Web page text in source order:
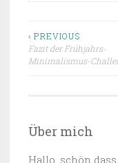
‹ PREVIOUS
Fazit der Frühjahrs-
Minimalismus-
Über mich
Hallo, schön